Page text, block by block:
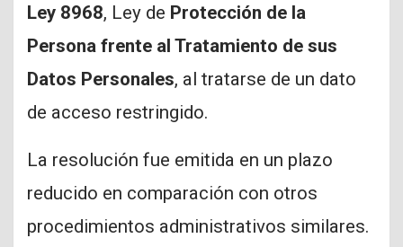
Ley 8968, Ley de Protección de la
Persona frente al Tratamiento de sus
Datos Personales, al tratarse de un dato
de acceso restringido.
La resolución fue emitida en un plazo
reducido en comparación con otros
procedimientos administrativos similares.